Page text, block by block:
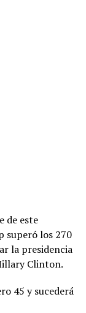
de este
superó los 270
la presidencia
Clinton.
45 y sucederá